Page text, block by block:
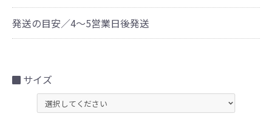
発送の目安／4～5営業日後発送
サイズ